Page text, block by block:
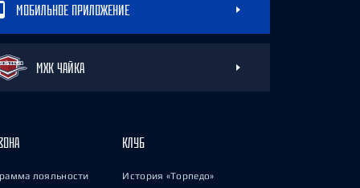
МОБИЛЬНОЕ ПРИЛОЖЕНИЕ
МХК ЧАЙКА
лояльности
КЛУБ
История «Торпедо»